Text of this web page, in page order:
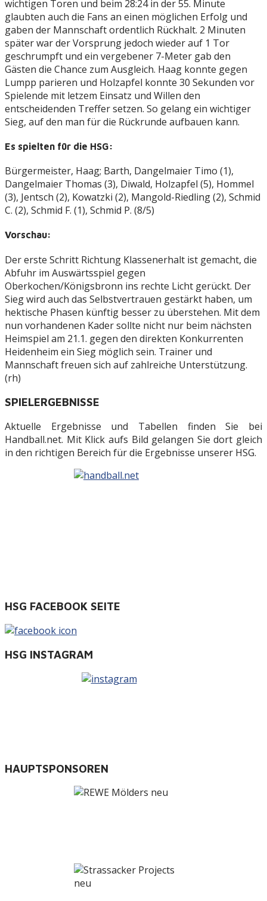
wichtigen Toren und beim 28:24 in der 55. Minute
glaubten auch die Fans an einen möglichen Erfolg und
gaben der Mannschaft ordentlich Rückhalt. 2 Minuten
später war der Vorsprung jedoch wieder auf 1 Tor
geschrumpft und ein vergebener 7-Meter gab den
Gästen die Chance zum Ausgleich. Haag konnte gegen
Lumpp parieren und Holzapfel konnte 30 Sekunden vor
Spielende mit letzem Einsatz und Willen den
entscheidenden Treffer setzen. So gelang ein wichtiger
Sieg, auf den man für die Rückrunde aufbauen kann.
Es spielten für die HSG:
Bürgermeister, Haag; Barth, Dangelmaier Timo (1),
Dangelmaier Thomas (3), Diwald, Holzapfel (5), Hommel
(3), Jentsch (2), Kowatzki (2), Mangold-Riedling (2), Schmid
C. (2), Schmid F. (1), Schmid P. (8/5)
Vorschau:
Der erste Schritt Richtung Klassenerhalt ist gemacht, die
Abfuhr im Auswärtsspiel gegen
Oberkochen/Königsbronn ins rechte Licht gerückt. Der
Sieg wird auch das Selbstvertrauen gestärkt haben, um
hektische Phasen künftig besser zu überstehen. Mit dem
nun vorhandenen Kader sollte nicht nur beim nächsten
Heimspiel am 21.1. gegen den direkten Konkurrenten
Heidenheim ein Sieg möglich sein. Trainer und
Mannschaft freuen sich auf zahlreiche Unterstützung.
(rh)
SPIELERGEBNISSE
Aktuelle Ergebnisse und Tabellen finden Sie bei
Handball.net. Mit Klick aufs Bild gelangen Sie dort gleich
in den richtigen Bereich für die Ergebnisse unserer HSG.
HSG FACEBOOK SEITE
HSG INSTAGRAM
HAUPTSPONSOREN